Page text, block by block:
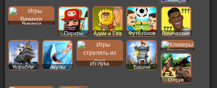
Викинги
Пираты
Адам и Ева Футб голов Логические
Корабли Акулы
Из лука
Башни
Кликеры
Охота